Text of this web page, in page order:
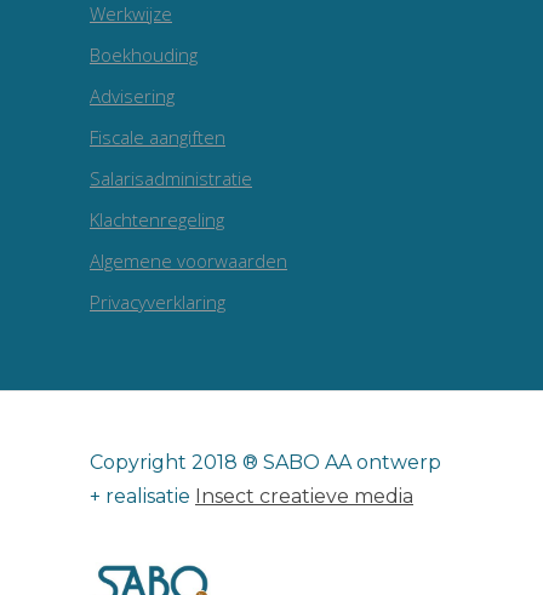
Werkwijze
Boekhouding
Advisering
Fiscale aangiften
Salarisadministratie
Klachtenregeling
Algemene voorwaarden
Privacyverklaring
Copyright 2018 ® SABO AA ontwerp
+ realisatie Insect creatieve media